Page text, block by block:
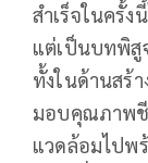
สำเร็จในครั้ง
แต่เป็นบทพิสู
ทั้งในด้านสร้
มอบคุณภาพชี
แวดล้อมไปพ